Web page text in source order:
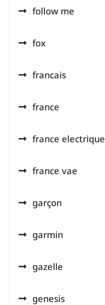
follow me
fox
francais
france
france electrique
france vae
garçon
garmin
gazelle
genesis